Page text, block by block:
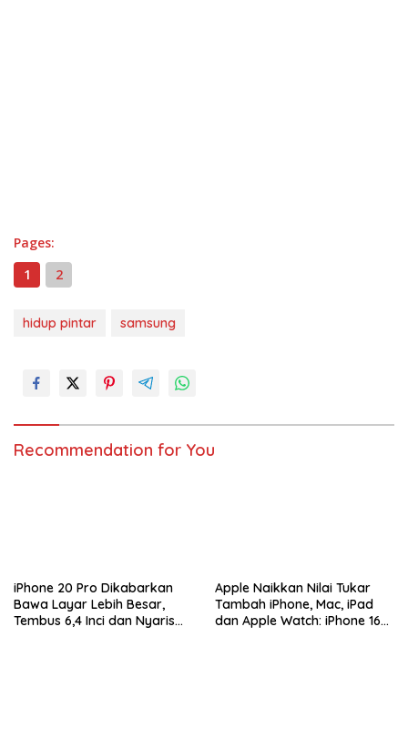
Pages:
1
2
hidup pintar samsung
Recommendation for You
iPhone 20 Pro Dikabarkan
Bawa Layar Lebih Besar,
Tembus 6,4 Inci dan Nyaris
Apple Naikkan Nilai Tukar
Tambah iPhone, Mac, iPad
dan Apple Watch: iPhone 16